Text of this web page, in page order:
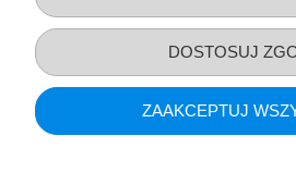
Informacje o
DOSTOSUJ
ZAAKCEPTUJ